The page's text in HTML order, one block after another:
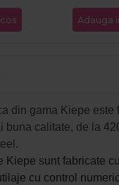
Adauga
din gama Kiepe este
buna calitate, de la
Kiepe sunt fabricate
cu control